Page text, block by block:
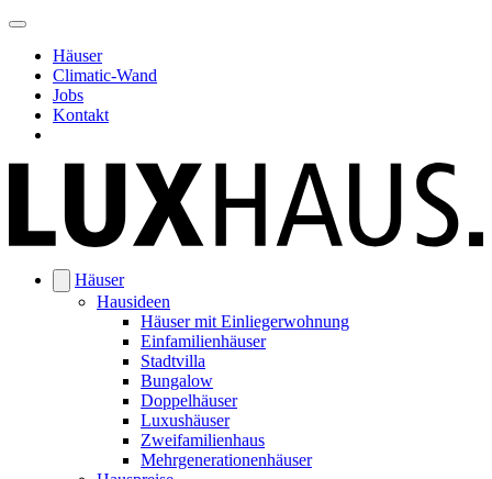
Häuser
Climatic-Wand
Jobs
Kontakt
Häuser
Hausideen
Häuser mit Einliegerwohnung
Einfamilienhäuser
Stadtvilla
Bungalow
Doppelhäuser
Luxushäuser
Zweifamilienhaus
Mehrgenerationenhäuser